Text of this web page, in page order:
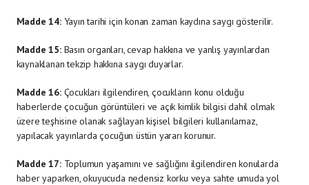
Madde 14: Yayın tarihi için konan zaman kaydına saygı gösterilir.
Madde 15:Basın organları, cevap hakkına ve yanlış yayınlardan
kaynaklanan tekzip hakkına saygı duyarlar.
Madde 16:Çocukları ilgilendiren, çocukların konu olduğu
haberlerde çocuğun görüntüleri ve açık kimlik bilgisi dahil olmak
üzere teşhisine olanak sağlayan kişisel bilgileri kullanılamaz,
yapılacak yayınlarda çocuğun üstün yararı korunur.
Madde 17: Toplumun yaşamını ve sağlığını ilgilendiren konularda
haber yaparken, okuyucuda nedensiz korku veya sahte umuda yol